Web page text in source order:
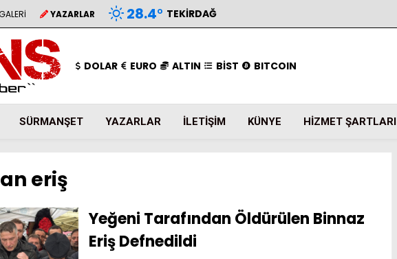
YAZARLAR 28.4° TEKIRDAĞ
DOLAR EURO ALTIN BİST BITCOIN
SÜRMANŞET YAZARLAR İLETIŞIM KÜNYE HIZMET ŞARTLARI
eriş
Yeğeni Tarafından Öldürülen Binnaz
Eriş Defnedildi